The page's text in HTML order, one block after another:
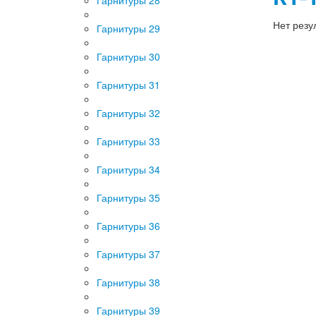
Гарнитуры 29
Гарнитуры 30
Гарнитуры 31
Гарнитуры 32
Гарнитуры 33
Гарнитуры 34
Гарнитуры 35
Гарнитуры 36
Гарнитуры 37
Гарнитуры 38
Гарнитуры 39
Нет